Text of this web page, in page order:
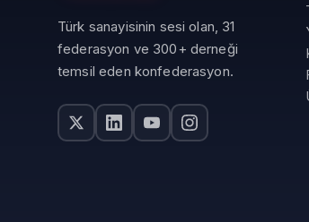
Türk sanayisinin sesi olan, 31
federasyon ve 300+ derneği
temsil eden konfederasyon.